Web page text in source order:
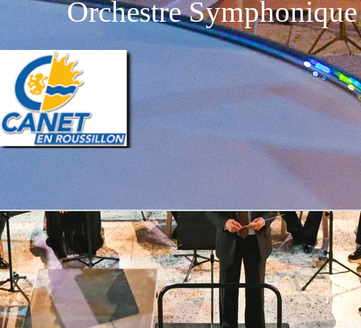
Orchestre
Retourner au contenu